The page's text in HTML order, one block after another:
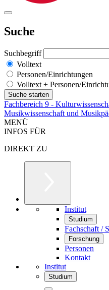
Suche
Suchbegriff
Volltext
Personen/Einrichtungen
Volltext + Personen/
Fachbereich 9 -
Musikwissenschaft und
MENÜ
INFOS FÜR
DIREKT ZU
Institut
Studium
Fachschaft /
Forschung
Personen
Kontakt
Institut
Studium